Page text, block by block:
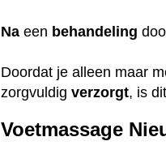
Na een behandeling
Doordat je alleen maar
zorgvuldigverzorgt, is
Voetmassage